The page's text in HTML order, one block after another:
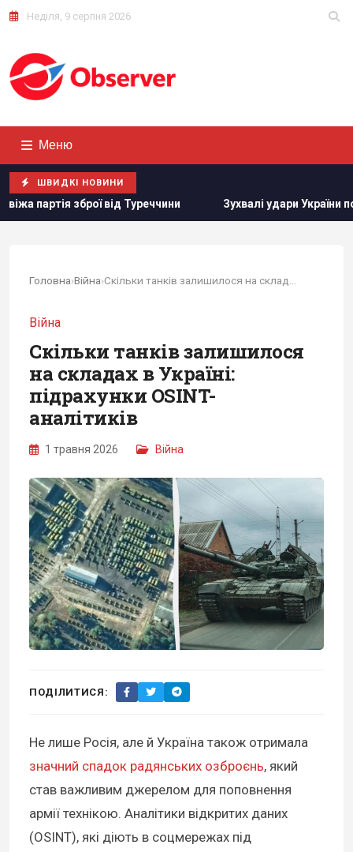
Неділя, 9 серпня 2026
Меню
ШВИДКІ НОВИНИ
Зухвалі удари України по Росії можуть зіграти
Головна›Війна›
Війна
Скільки танків залишилося
на складах в Україні:
підрахунки OSINT-
аналітиків
1 травня 2026 Війна
ПОДІЛИТИСЯ:
Не лише Росія, але й Україна також отримала
значний спадок радянських озброєнь, який
став важливим джерелом для поповнення
армії технікою. Аналітики відкритих даних
(OSINT), які діють в соцмережах під